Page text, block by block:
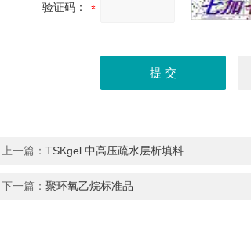
验证码：
上一篇： TSKgel 中高压疏水层析填料
下一篇： 聚环氧乙烷标准品